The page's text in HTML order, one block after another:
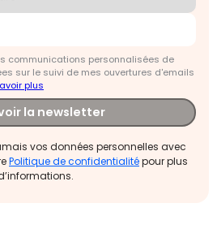
communications personnalisées de
sur le suivi de mes ouvertures d'emails
plus
la newsletter
vos données personnelles avec
Politique de confidentialitépour plus